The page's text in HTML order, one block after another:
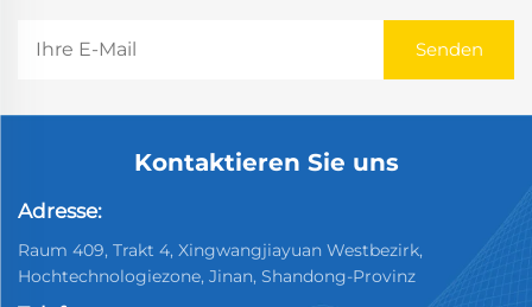
Kontaktieren Sie uns
Adresse:
Raum 409, Trakt 4, Xingwangjiayuan Westbezirk,
Hochtechnologiezone, Jinan, Shandong-Provinz